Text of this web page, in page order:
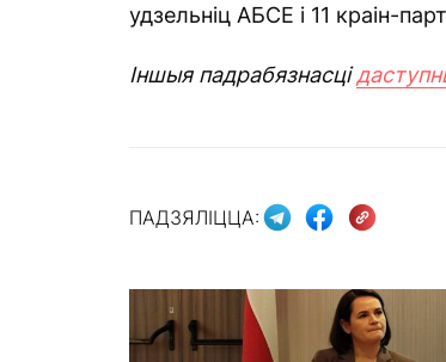
удзельніц АБСЕ і 11 краін-
Іншыя падрабязнасці
ПАДЗЯЛІЦЦА: